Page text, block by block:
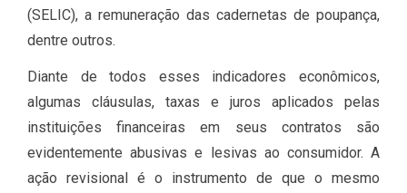
(SELIC), a remuneração das cadernetas de poupança,
dentre outros.
Diante de todos esses indicadores econômicos,
algumas cláusulas, taxas e juros aplicados pelas
instituições financeiras em seus contratos são
evidentemente abusivas e lesivas ao consumidor. A
ação revisional é o instrumento de que o mesmo